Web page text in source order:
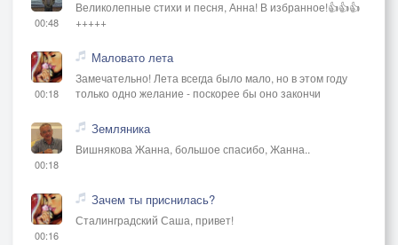
00:48
Великолепные стихи и песня, Анна! В избранное!👍👍👍
+++++
00:18
Маловато лета
Замечательно! Лета всегда было мало, но в этом году
только одно желание - поскорее бы оно закончи
00:18
Земляника
Вишнякова Жанна, большое спасибо, Жанна..
00:16
Зачем ты приснилась?
Сталинградский Саша, привет!